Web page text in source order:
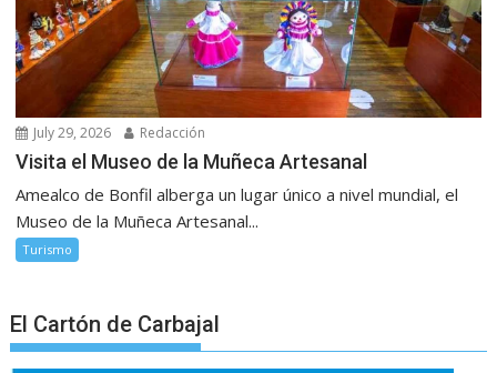
July 29, 2026 Redacción
Visita el Museo de la Muñeca Artesanal
Amealco de Bonfil alberga un lugar único a nivel mundial, el
Museo de la Muñeca Artesanal...
Turismo
El Cartón de Carbajal